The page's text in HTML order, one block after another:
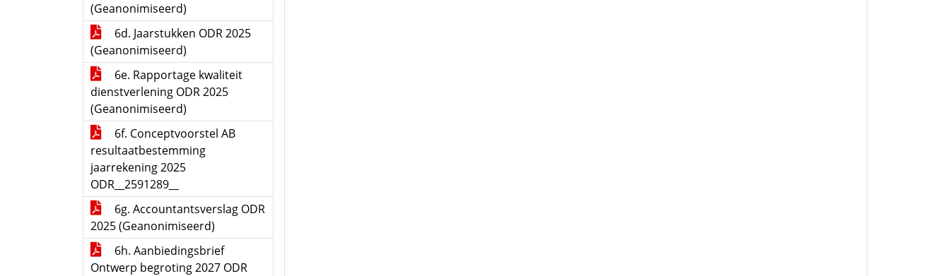
(Geanonimiseerd)
6d. Jaarstukken ODR 2025
(Geanonimiseerd)
6e. Rapportage kwaliteit
dienstverlening ODR 2025
(Geanonimiseerd)
6f. Conceptvoorstel AB
resultaatbestemming
jaarrekening 2025
ODR__2591289__
6g. Accountantsverslag ODR
2025 (Geanonimiseerd)
6h. Aanbiedingsbrief
Ontwerp begroting 2027 ODR